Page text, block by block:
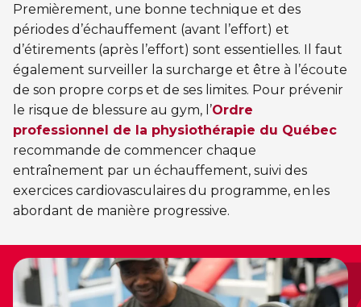
Premièrement, une bonne technique et des
périodes d’échauffement (avant l’effort) et
d’étirements (après l’effort) sont essentielles. Il faut
également surveiller la surcharge et être à l’écoute
de son propre corps et de ses limites. Pour prévenir
le risque de blessure au gym, l’Ordre
professionnel de la physiothérapie du Québec
recommande de commencer chaque
entraînement par un échauffement, suivi des
exercices cardiovasculaires du programme, en les
abordant de manière progressive.